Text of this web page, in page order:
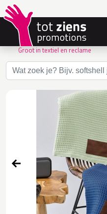
Groot in textiel en reclame